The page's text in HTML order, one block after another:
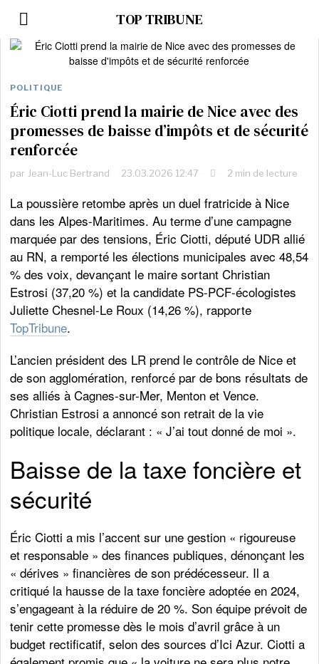
TOP TRIBUNE
POLITIQUE
Éric Ciotti prend la mairie de Nice avec des
promesses de baisse d’impôts et de sécurité
renforcée
par Jean-Luc Bertrand 23.03.2026 12:47 2 min de lecture
La poussière retombe après un duel fratricide à Nice
dans les Alpes-Maritimes. Au terme d’une campagne
marquée par des tensions, Éric Ciotti, député UDR allié
au RN, a remporté les élections municipales avec 48,54
% des voix, devançant le maire sortant Christian
Estrosi (37,20 %) et la candidate PS-PCF-écologistes
Juliette Chesnel-Le Roux (14,26 %), rapporte
TopTribune.
L’ancien président des LR prend le contrôle de Nice et
de son agglomération, renforcé par de bons résultats de
ses alliés à Cagnes-sur-Mer, Menton et Vence.
Christian Estrosi a annoncé son retrait de la vie
politique locale, déclarant : « J’ai tout donné de moi ».
Baisse de la taxe foncière et
sécurité
Éric Ciotti a mis l’accent sur une gestion « rigoureuse
et responsable » des finances publiques, dénonçant les
« dérives » financières de son prédécesseur. Il a
critiqué la hausse de la taxe foncière adoptée en 2024,
s’engageant à la réduire de 20 %. Son équipe prévoit de
tenir cette promesse dès le mois d’avril grâce à un
budget rectificatif, selon des sources d’Ici Azur. Ciotti a